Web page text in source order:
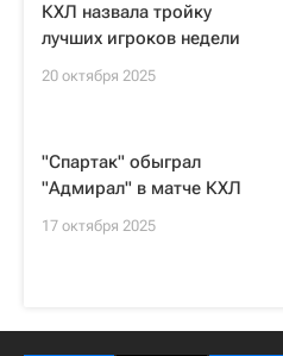
КХЛ назвала тройку
лучших игроков недели
20 октября 2025
"Спартак" обыграл
"Адмирал" в матче КХЛ
17 октября 2025